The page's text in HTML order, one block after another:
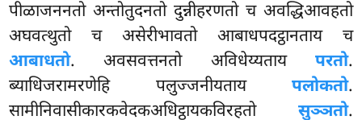
पीळाजननतो अन्तोतुदनतो दुन्नीहरणतो च अवद्धिआवहतो
अघवत्थुतो च असेरीभावतो आबाधपदट्ठानताय च
आबाधतो. अवसवत्तनतो अविधेय्यताय परतो.
ब्याधिजरामरणेहि पलुज्जनीयताय पलोकतो.
सामीनिवासीकारकवेदकअधिट्ठायकविरहतो सुञ्ञतो.